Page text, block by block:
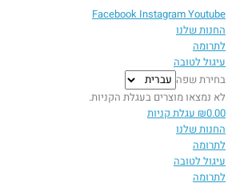
Facebook InstagramYoutube
החנות שלנו
לתרומה
עיגול לטובה
בחירת שפה
לא נמצאו מוצרים בעגלת הקניות.
₪0.00
עגלת קניות
החנות שלנו
לתרומה
עיגול לטובה
לתרומה